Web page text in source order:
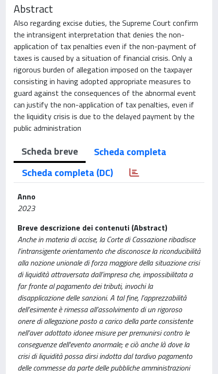
Abstract
Also regarding excise duties, the Supreme Court confirm
the intransigent interpretation that denies the non-
application of tax penalties even if the non-payment of
taxes is caused by a situation of financial crisis. Only a
rigorous burden of allegation imposed on the taxpayer
consisting in having adopted appropriate measures to
guard against the consequences of the abnormal event
can justify the non-application of tax penalties, even if
the liquidity crisis is due to the delayed payment by the
public administration
Scheda breve
Scheda completa
Scheda completa (DC)
Anno
2023
Breve descrizione dei contenuti (Abstract)
Anche in materia di accise, la Corte di Cassazione ribadisce
l’intransigente orientamento che disconosce la riconducibilità
alla nozione unionale di forza maggiore della situazione crisi
di liquidità attraversata dall’impresa che, impossibilitata a
far fronte al pagamento dei tributi, invochi la
disapplicazione delle sanzioni. A tal fine, l’apprezzabilità
dell’esimente è rimessa all’assolvimento di un rigoroso
onere di allegazione posto a carico della parte consistente
nell’aver adottato idonee misure per premunirsi contro le
conseguenze dell'evento anormale; e ciò anche là dove la
crisi di liquidità possa dirsi indotta dal tardivo pagamento
delle commesse da parte delle pubbliche amministrazioni